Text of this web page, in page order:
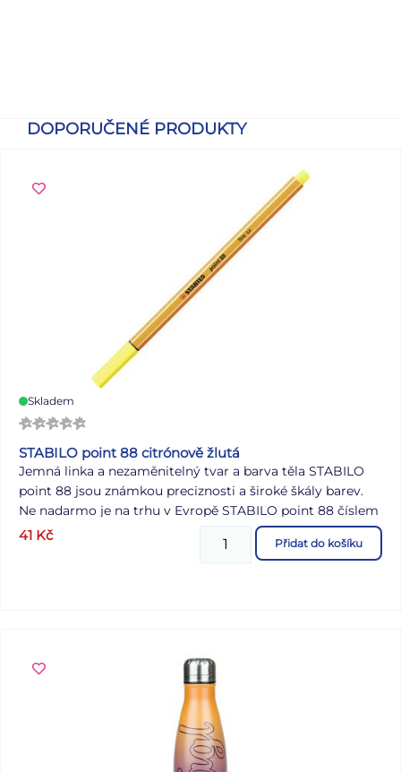
DOPORUČENÉ PRODUKTY
Skladem
STABILO point 88 citrónově žlutá
Jemná linka a nezaměnitelný tvar a barva těla STABILO
point 88 jsou známkou preciznosti a široké škály barev.
Ne nadarmo je na trhu v Evropě STABILO point 88 číslem
jedna. Jeho hrot zasazený do kovového pouzdra byl
nesčetněkrát zdrojem skvělých nápadů a důmyslných
41 Kč Přidat do košíku